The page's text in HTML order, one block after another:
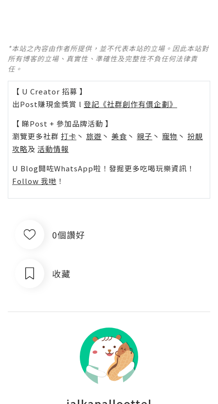
*本站之內容由作者所提供，並不代表本站的立場。因此本站對
所有博客的立場、真實性、準確性及完整性不負任何法律責
任。
【 U Creator 招募 】
出Post賺現金獎賞 l 登記《社群創作有價企劃》
【 睇Post + 參加品牌活動 】
瀏覽更多社群 打卡 丶 旅遊 丶 美食 丶 親子 丶 寵物 丶 扮靚
攻略及 活動情報
U Blog開咗WhatsApp啦！發掘更多吃喝玩樂資訊！
Follow 我哋 ！
0個讚好
收藏